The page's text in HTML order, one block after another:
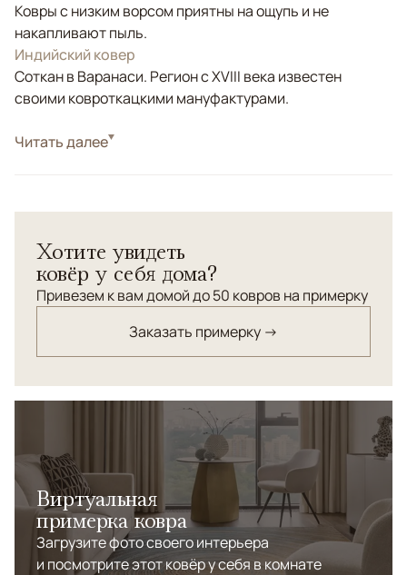
Ковры с низким ворсом приятны на ощупь и не
накапливают пыль.
Индийский ковер
Соткан в Варанаси. Регион с XVIII века известен
своими ковроткацкими мануфактурами.
СтильСовременные
Читать далее
Хотите увидеть
ковёр у себя дома?
Привезем к вам домой до 50 ковров на примерку
Заказать примерку →
Виртуальная
примерка ковра
Загрузите фото своего интерьера
и посмотрите этот ковёр у себя в комнате